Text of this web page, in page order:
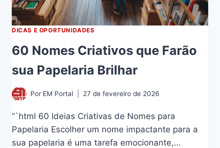
DICAS E OPORTUNIDADES
60 Nomes Criativos que Farão
sua Papelaria Brilhar
Por EM Portal 27 de fevereiro de 2026
“`html 60 Ideias Criativas de Nomes para
Papelaria Escolher um nome impactante para a
sua papelaria é uma tarefa emocionante,…